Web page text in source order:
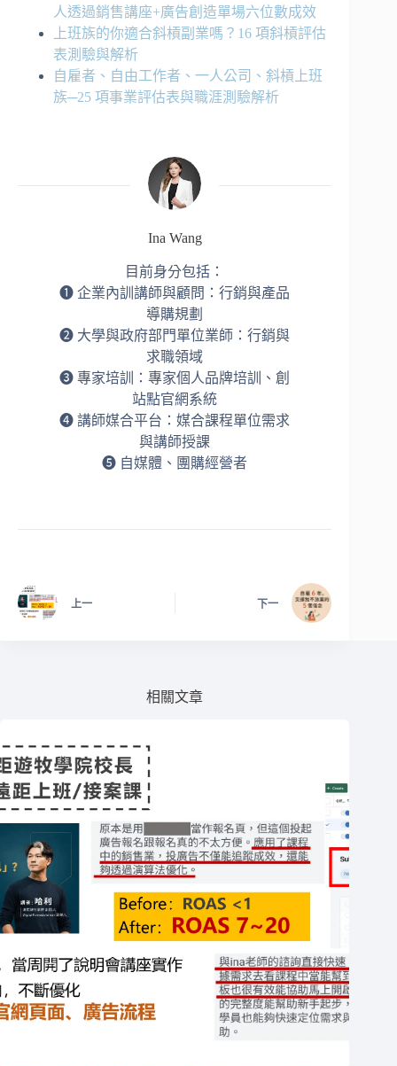
人透過銷售講座+廣告創造單場六位數成效
上班族的你適合斜槓副業嗎？16 項斜槓評估
表測驗與解析
自雇者、自由工作者、一人公司、斜槓上班
族─25 項事業評估表與職涯測驗解析
Ina Wang
目前身分包括：
➊ 企業內訓講師與顧問：行銷與產品
導購規劃
➋ 大學與政府部門單位業師：行銷與
求職領域
➌ 專家培訓：專家個人品牌培訓、創
站點官網系統
➍ 講師媒合平台：媒合課程單位需求
與講師授課
➎ 自媒體、團購經營者
上一 下一
相關文章